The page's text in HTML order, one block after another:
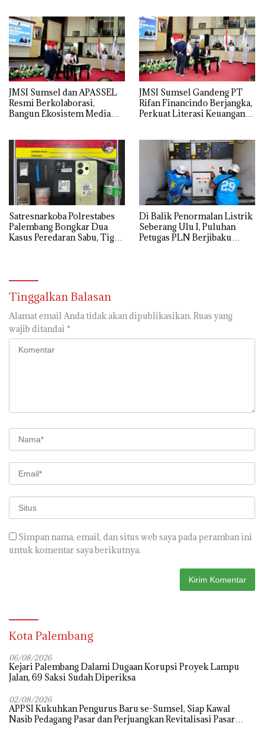
JMSI Sumsel dan APASSEL
Resmi Berkolaborasi,
Bangun Ekosistem Media
Kreatif
JMSI Sumsel Gandeng PT
Rifan Financindo Berjangka,
Perkuat Literasi Keuangan
Satresnarkoba Polrestabes
Palembang Bongkar Dua
Kasus Peredaran Sabu, Tiga
Di Balik Penormalan Listrik
Seberang Ulu I, Puluhan
Petugas PLN Berjibaku
Tinggalkan Balasan
Alamat email Anda tidak akan dipublikasikan. Ruas yang
wajib ditandai *
Simpan nama, email, dan situs web saya pada peramban ini
untuk komentar saya berikutnya.
Kota Palembang
06/08/2026
Kejari Palembang Dalami Dugaan Korupsi Proyek Lampu
Jalan, 69 Saksi Sudah Diperiksa
02/08/2026
APPSI Kukuhkan Pengurus Baru se-Sumsel, Siap Kawal
Nasib Pedagang Pasar dan Perjuangkan Revitalisasi Pasar